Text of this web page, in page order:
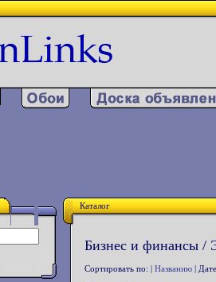
Каталог
Бизнес и финансы /
Сортировать по: | Названию |